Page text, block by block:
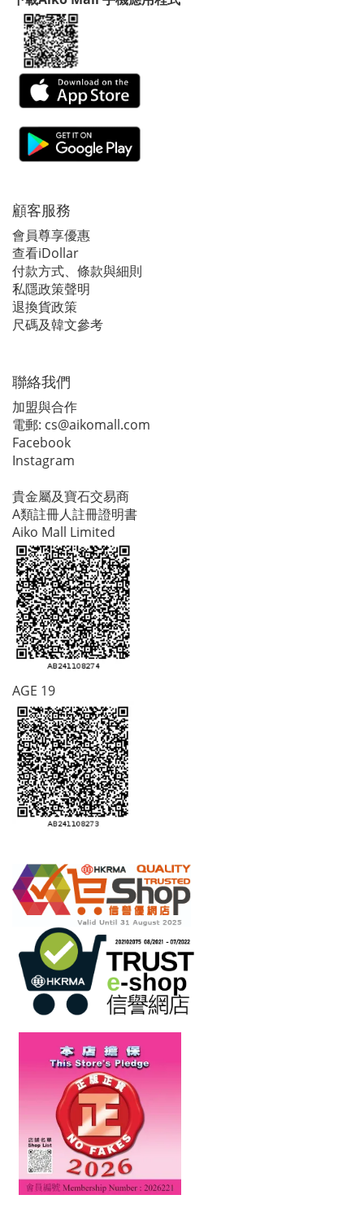
顧客服務
會員尊享優惠
查看iDollar
付款方式、條款與細則
私隱政策聲明
退換貨政策
尺碼及韓文參考
聯絡我們
加盟與合作
電郵: cs@aikomall.com
Facebook
Instagram
貴金屬及寶石交易商
A類註冊人註冊證明書
Aiko Mall Limited
AGE 19